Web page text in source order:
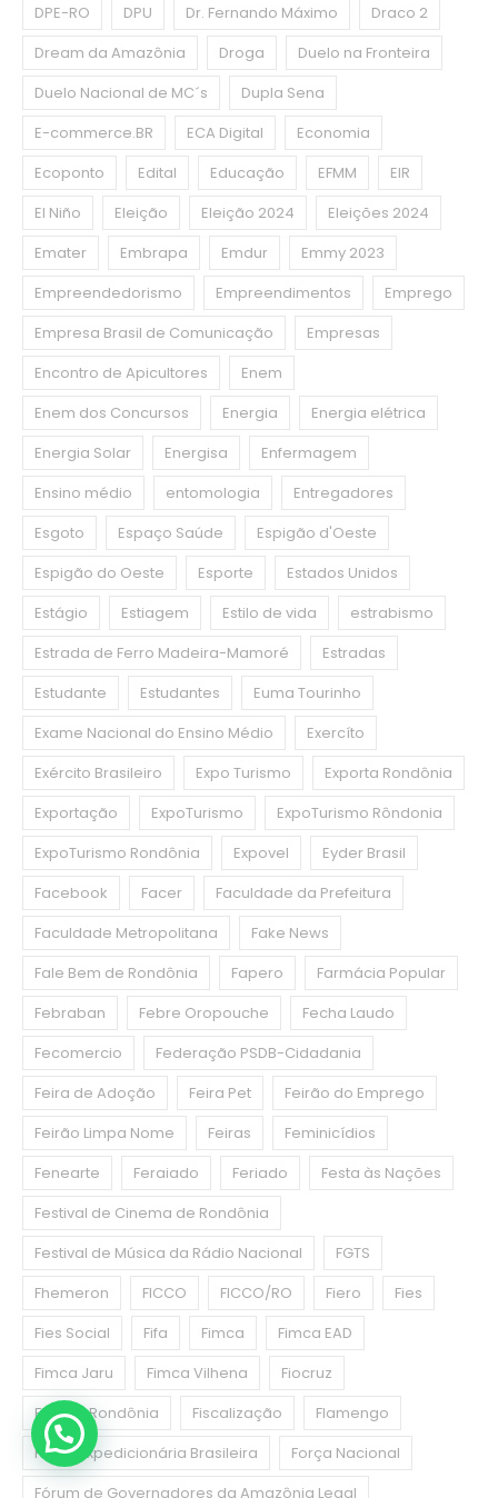
DPE-RO
DPU Dr. Fernando Máximo
Draco 2
Dream da Amazônia
Droga
Duelo na Fronteira
Duelo Nacional de MC´s
Dupla Sena
E-commerce.BR
ECA Digital
Economia
Ecoponto
Edital Educação EFMM
EIR
El Niño
Eleição Eleição 2024
Eleições 2024
Emater
Embrapa Emdur
Emmy 2023
Empreendedorismo
Empreendimentos
Emprego
Empresa Brasil de Comunicação
Empresas
Encontro de Apicultores
Enem
Enem dos Concursos
Energia
Energia elétrica
Energia Solar
Energisa
Enfermagem
Ensino médio
entomologia
Entregadores
Esgoto
Espaço Saúde
Espigão d'Oeste
Espigão do Oeste
Esporte
Estados Unidos
Estágio
Estiagem Estilo de vida
estrabismo
Estrada de Ferro Madeira-Mamoré
Estradas
Estudante
Estudantes
Euma Tourinho
Exame Nacional do Ensino Médio
Exercíto
Exército Brasileiro
Expo Turismo
Exporta Rondônia
Exportação
ExpoTurismo
ExpoTurismo Rôndonia
ExpoTurismo Rondônia
Expovel
Eyder Brasil
Facebook
Facer
Faculdade da Prefeitura
Faculdade Metropolitana
Fake News
Fale Bem de Rondônia
Fapero
Farmácia Popular
Febraban
Febre Oropouche
Fecha Laudo
Fecomercio
Federação PSDB-Cidadania
Feira de Adoção
Feira Pet
Feirão do Emprego
Feirão Limpa Nome
Feiras
Feminicídios
Fenearte
Feraiado Feriado
Festa às Nações
Festival de Cinema de Rondônia
Festival de Música da Rádio Nacional
FGTS
Fhemeron
FICCO FICCO/RO Fiero
Fies
Fies Social
Fifa Fimca
Fimca EAD
Fimca Jaru
Fimca Vilhena
Fiocruz
Fiocruz Rondônia
Fiscalização
Flamengo
Força Expedicionária Brasileira
Força Nacional
Fórum de Governadores da Amazônia Legal